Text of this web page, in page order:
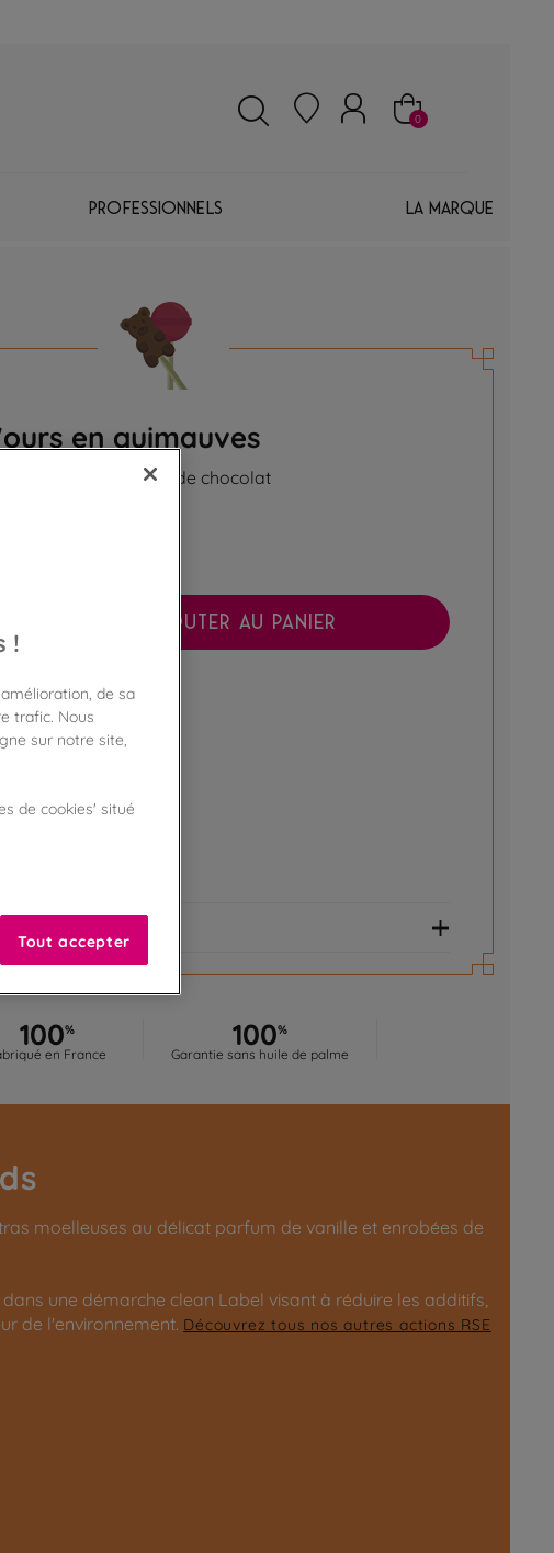
0
Professionnels La marque
en guimauves
fondantes enrobées de chocolat
AJOUTER AU PANIER
en boutique !
disponibilité en magasin
offert
100%
en France 100%
Garantie sans huile de palme
moelleuses au délicat parfum de vanille et enrobées de
une démarche clean Label visant à réduire les additifs,
de l'environnement. Découvrez tous nos autres actions RSE
!
de sa
trafic. Nous
sur notre site,
de cookies' situé
Tout accepter